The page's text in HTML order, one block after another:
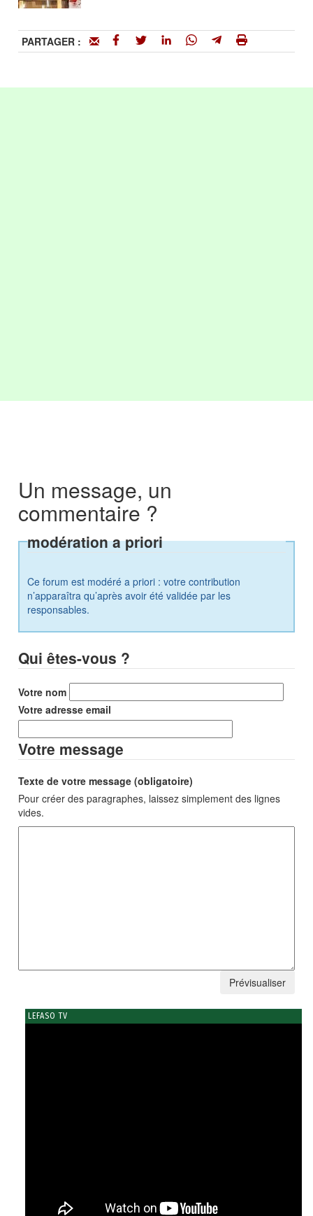
PARTAGER :
Un message, un
commentaire ?
modération a priori
Ce forum est modéré a priori : votre contribution
n’apparaîtra qu’après avoir été validée par les
responsables.
Qui êtes-vous ?
Votre nom
Votre adresse email
Votre message
Texte de votre message (obligatoire)
Pour créer des paragraphes, laissez simplement des lignes
vides.
LEFASO TV